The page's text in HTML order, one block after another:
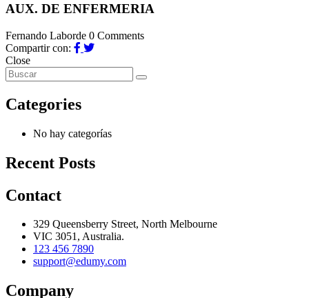
AUX. DE ENFERMERIA
Fernando Laborde 0 Comments
Compartir con:
Close
Categories
No hay categorías
Recent Posts
Contact
329 Queensberry Street, North Melbourne
VIC 3051, Australia.
123 456 7890
support@edumy.com
Company